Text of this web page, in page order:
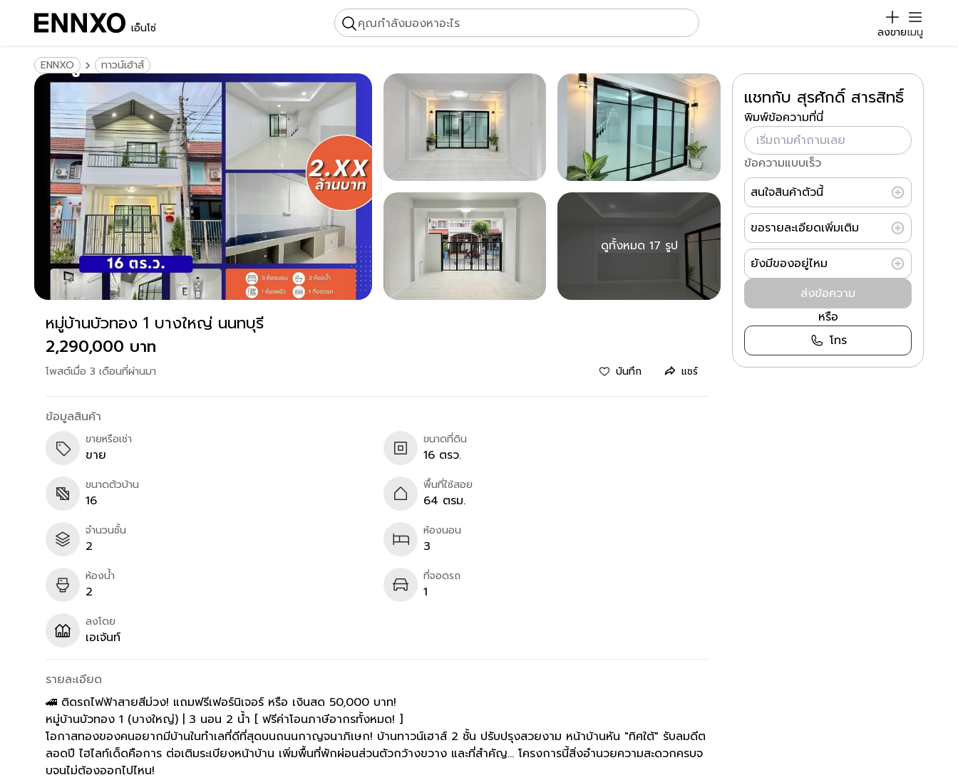
เอ็นโซ่ คุณกำลังมองหาอะไร
ลงขายเมนู
ENNXO ทาวน์เฮ้าส์
ดูทั้งหมด 17 รูป
หมู่บ้านบัวทอง 1 บางใหญ่ นนทบุรี
2,290,000 บาท
โพสต์เมื่อ 3 เดือนที่ผ่านมา บันทึก แชร์
ข้อมูลสินค้า
ขายหรือเช่า
ขาย
ขนาดที่ดิน
16 ตรว.
ขนาดตัวบ้าน
16
พื้นที่ใช้สอย
64 ตรม.
จำนวนชั้น
2
ห้องนอน
3
ห้องน้ำ
2
ที่จอดรถ
1
ลงโดย
เอเจ้นท์
รายละเอียด
🚄 ติดรถไฟฟ้าสายสีม่วง! แถมฟรีเฟอร์นิเจอร์ หรือ เงินสด 50,000 บาท!
หมู่บ้านบัวทอง 1 (บางใหญ่) | 3 นอน 2 น้ำ [ ฟรีค่าโอนภาษีอากรทั้งหมด! ]
โอกาสทองของคนอยากมีบ้านในทำเลที่ดีที่สุดบนถนนกาญจนาภิเษก! บ้านทาวน์เฮาส์ 2 ชั้น ปรับปรุงสวยงาม หน้าบ้านหัน "ทิศใต้" รับลมดีต
ลอดปี ไฮไลท์เด็ดคือการ ต่อเติมระเบียงหน้าบ้าน เพิ่มพื้นที่พักผ่อนส่วนตัวกว้างขวาง และที่สำคัญ... โครงการนี้สิ่งอำนวยความสะดวกครบจ
บจนไม่ต้องออกไปไหน!
แชทกับ สุรศักดิ์ สารสิทธิ์
พิมพ์ข้อความที่นี่
ข้อความแบบเร็ว
สนใจสินค้าตัวนี้
ขอรายละเอียดเพิ่มเติม
ยังมีของอยู่ไหม
ส่งข้อความ
หรือ
โทร